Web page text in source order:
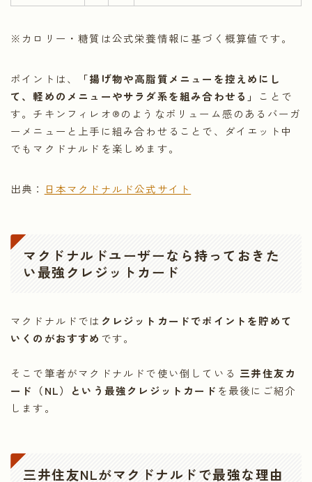
※カロリー・糖質は公式栄養情報に基づく概算値です。
ポイントは、
「揚げ物や高脂質メニューを控えめにし
て、軽めのメニューやサラダ系を組み合わせる」
ことで
す。チキンフィレオ®のようなボリューム感のあるバーガ
ーメニューと上手に組み合わせることで、ダイエット中
でもマクドナルドを楽しめます。
出典： 日本マクドナルド公式サイト
マクドナルドユーザーなら持っておきた
い最強クレジットカード
マクドナルドでは クレジットカードでポイントを貯めて
いくのがおすすめ です。
そこで筆者がマクドナルドで使い倒している 三井住友カ
ード（NL）という最強クレジットカード を最後にご紹介
します。
三井住友NLがマクドナルドで最強な理由